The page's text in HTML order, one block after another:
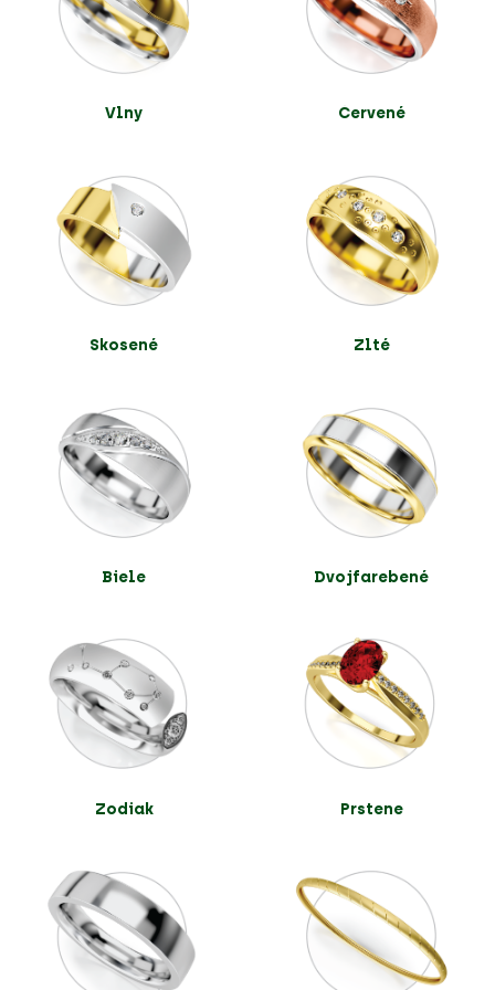
Vlny Červené
Skosené Žlté
Biele Dvojfarebené
Zodiak Prstene